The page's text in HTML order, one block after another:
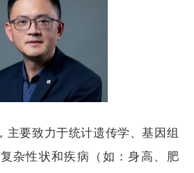
主要致力于统计遗传学、基因组
杂性状和疾病（如：身高、肥